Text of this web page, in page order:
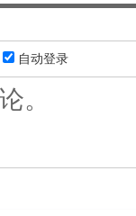
自动登录